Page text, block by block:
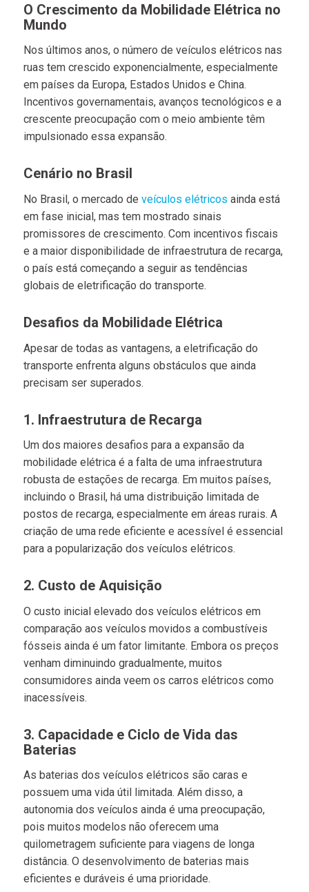
O Crescimento da Mobilidade Elétrica no
Mundo
Nos últimos anos, o número de veículos elétricos nas
ruas tem crescido exponencialmente, especialmente
em países da Europa, Estados Unidos e China.
Incentivos governamentais, avanços tecnológicos e a
crescente preocupação com o meio ambiente têm
impulsionado essa expansão.
Cenário no Brasil
No Brasil, o mercado de veículos elétricos ainda está
em fase inicial, mas tem mostrado sinais
promissores de crescimento. Com incentivos fiscais
e a maior disponibilidade de infraestrutura de recarga,
o país está começando a seguir as tendências
globais de eletrificação do transporte.
Desafios da Mobilidade Elétrica
Apesar de todas as vantagens, a eletrificação do
transporte enfrenta alguns obstáculos que ainda
precisam ser superados.
1. Infraestrutura de Recarga
Um dos maiores desafios para a expansão da
mobilidade elétrica é a falta de uma infraestrutura
robusta de estações de recarga. Em muitos países,
incluindo o Brasil, há uma distribuição limitada de
postos de recarga, especialmente em áreas rurais. A
criação de uma rede eficiente e acessível é essencial
para a popularização dos veículos elétricos.
2. Custo de Aquisição
O custo inicial elevado dos veículos elétricos em
comparação aos veículos movidos a combustíveis
fósseis ainda é um fator limitante. Embora os preços
venham diminuindo gradualmente, muitos
consumidores ainda veem os carros elétricos como
inacessíveis.
3. Capacidade e Ciclo de Vida das
Baterias
As baterias dos veículos elétricos são caras e
possuem uma vida útil limitada. Além disso, a
autonomia dos veículos ainda é uma preocupação,
pois muitos modelos não oferecem uma
quilometragem suficiente para viagens de longa
distância. O desenvolvimento de baterias mais
eficientes e duráveis é uma prioridade.